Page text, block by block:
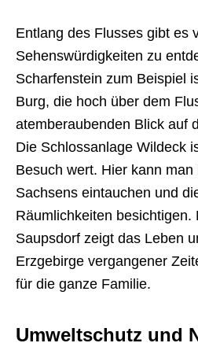
Entlang des Flusses gibt es
Sehenswürdigkeiten zu
Scharfenstein zum Beispiel
Burg, die hoch über dem
atemberaubenden Blick auf
Die Schlossanlage Wildeck
Besuch wert. Hier kann
Sachsens eintauchen und
Räumlichkeiten besichtigen.
Saupsdorf zeigt das Leben
Erzgebirge vergangener
für die ganze Familie.
Umweltschutz und